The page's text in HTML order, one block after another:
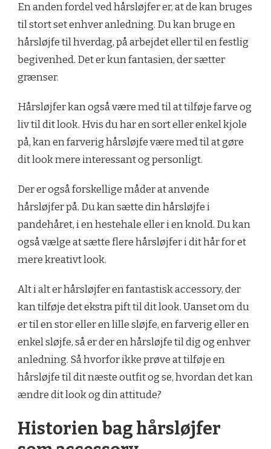
En anden fordel ved hårsløjfer er, at de kan bruges
til stort set enhver anledning. Du kan bruge en
hårsløjfe til hverdag, på arbejdet eller til en festlig
begivenhed. Det er kun fantasien, der sætter
grænser.
Hårsløjfer kan også være med til at tilføje farve og
liv til dit look. Hvis du har en sort eller enkel kjole
på, kan en farverig hårsløjfe være med til at gøre
dit look mere interessant og personligt.
Der er også forskellige måder at anvende
hårsløjfer på. Du kan sætte din hårsløjfe i
pandehåret, i en hestehale eller i en knold. Du kan
også vælge at sætte flere hårsløjfer i dit hår for et
mere kreativt look.
Alt i alt er hårsløjfer en fantastisk accessory, der
kan tilføje det ekstra pift til dit look. Uanset om du
er til en stor eller en lille sløjfe, en farverig eller en
enkel sløjfe, så er der en hårsløjfe til dig og enhver
anledning. Så hvorfor ikke prøve at tilføje en
hårsløjfe til dit næste outfit og se, hvordan det kan
ændre dit look og din attitude?
Historien bag hårsløjfer